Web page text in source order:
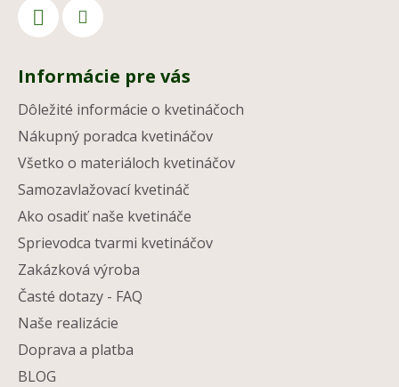
Informácie pre vás
Dôležité informácie o kvetináčoch
Nákupný poradca kvetináčov
Všetko o materiáloch kvetináčov
Samozavlažovací kvetináč
Ako osadiť naše kvetináče
Sprievodca tvarmi kvetináčov
Zakázková výroba
Časté dotazy - FAQ
Naše realizácie
Doprava a platba
BLOG